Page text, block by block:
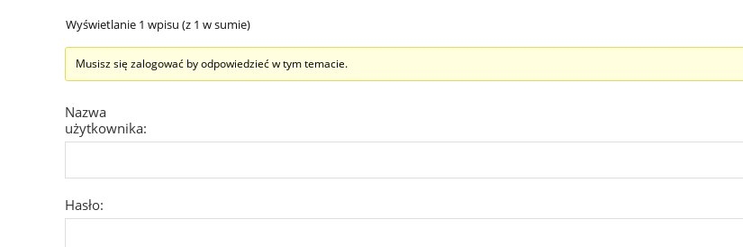
Wyświetlanie 1 wpisu (z 1 w sumie)
Musisz się zalogować by odpowiedzieć w tym temacie.
Nazwa
użytkownika:
Hasło: